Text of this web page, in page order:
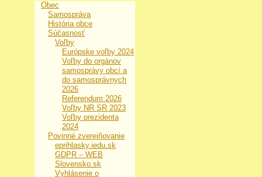
Obec
Samospráva
História obce
Súčasnosť
Voľby
Európske voľby 2024
Voľby do orgánov
samosprávy obcí a
do samosprávnych
2026
Referendum 2026
Voľby NR SR 2023
Voľby prezidenta
2024
Povinné zverejňovanie
eprihlasky.iedu.sk
GDPR – WEB
Slovensko.sk
Vyhlásenie o